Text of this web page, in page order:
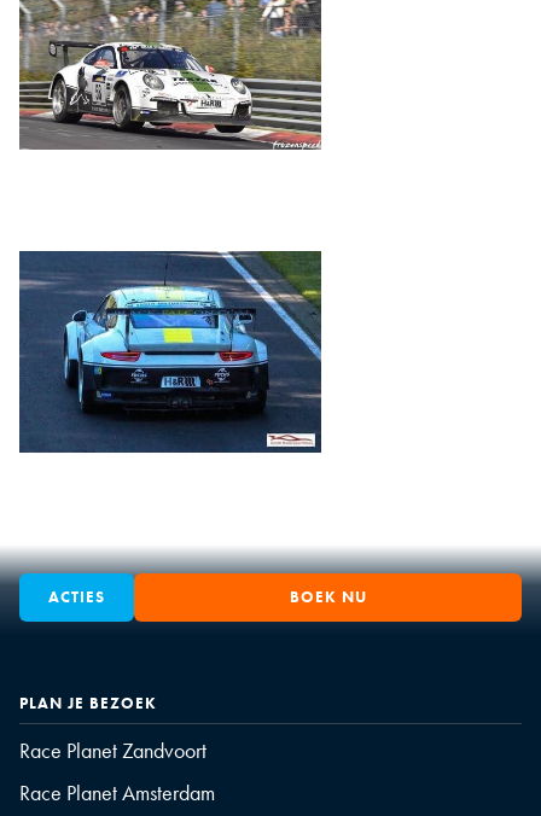
ACTIES BOEK NU
PLAN JE BEZOEK
Race Planet Zandvoort
Race Planet Amsterdam